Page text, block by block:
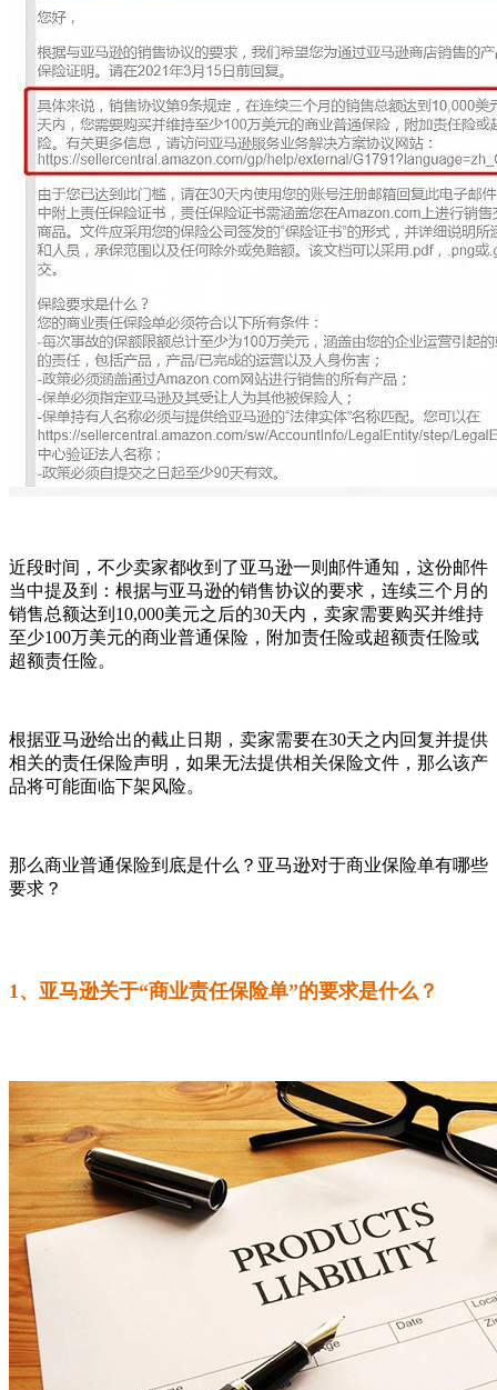
近段时间，不少卖家都收到了亚马逊一则邮件通知，这份邮件
当中提及到：根据与亚马逊的销售协议的要求，连续三个月的
销售总额达到10,000美元之后的30天内，卖家需要购买并维持
至少100万美元的商业普通保险，附加责任险或超额责任险或
超额责任险。
根据亚马逊给出的截止日期，卖家需要在30天之内回复并提供
相关的责任保险声明，如果无法提供相关保险文件，那么该产
品将可能面临下架风险。
那么商业普通保险到底是什么？亚马逊对于商业保险单有哪些
要求？
1、亚马逊关于“商业责任保险单”的要求是什么？